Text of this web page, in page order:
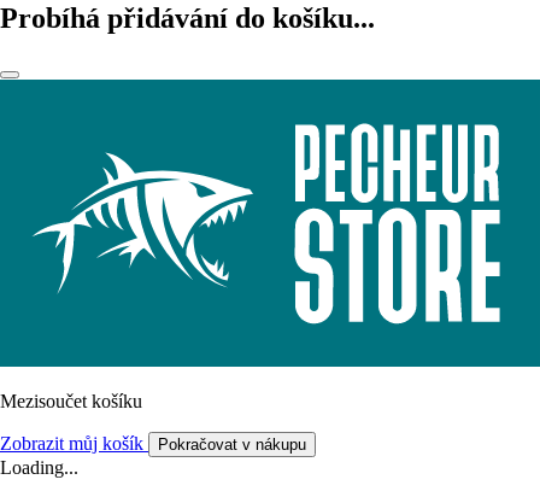
Probíhá přidávání do košíku...
Mezisoučet košíku
Zobrazit můj košík Pokračovat v nákupu
Loading...